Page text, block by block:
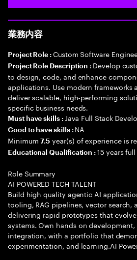
業務内容
Project Role : Custom Software
Project Role Description : Develop
to design, code, and enhance
applications. Use modern frameworks
deliver scalable, high-performing
specific business needs.
Must have skills : Java Full Stack
Good to have skills : NA
Minimum7.5 year(s) of experience is
Educational Qualification :15 years
Role Summary
AI POWERED TECH TALENT
Build high quality agentic AI
tooling, RAG pipelines, vector search,
delivering rapid prototypes that
systems. Own hands on
integration, with a portfolio that
experimentation, and learning.AI